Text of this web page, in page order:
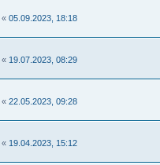
« 05.09.2023, 18:18
« 19.07.2023, 08:29
« 22.05.2023, 09:28
« 19.04.2023, 15:12